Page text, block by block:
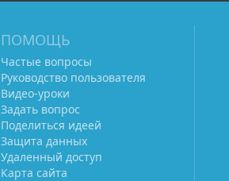
ПОМОЩЬ
Частые вопросы
Руководство пользователя
Видео-уроки
Задать вопрос
Поделиться идеей
Защита данных
Удаленный доступ
Карта сайта